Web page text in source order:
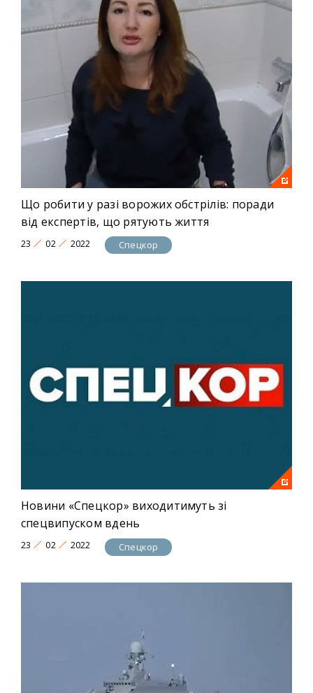
Що робити у разі ворожих обстрілів: поради
від експертів, що рятують життя
23 02 2022 Спецкор
Новини «Спецкор» виходитимуть зі
спецвипуском вдень
23 02 2022 Спецкор